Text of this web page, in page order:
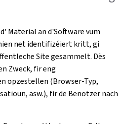
Material an d'Software vum
net identifizéiert kritt, gi
Site gesammelt. Dës
Zweck, fir eng
opzestellen (Browser-Typ,
asw.), fir de Benotzer nach